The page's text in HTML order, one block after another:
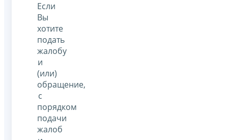
Если
Вы
хотите
подать
жалобу
и
(или)
обращение,
с
порядком
подачи
жалоб